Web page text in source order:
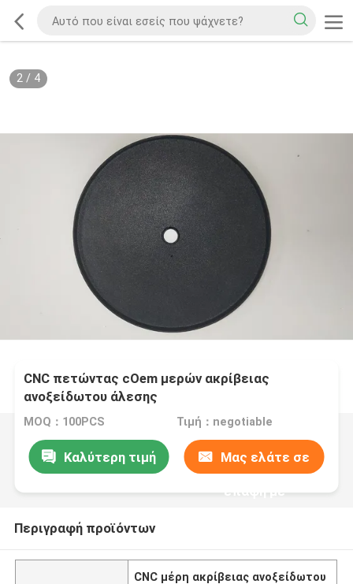
2/ 4
CNC πετώντας cOem μερών ακρίβειας
ανοξείδωτου άλεσης
MOQ：100PCS Τιμή：negotiable
Καλύτερη τιμή Μας ελάτε σε
επαφή με
Περιγραφή προϊόντων
CNC μέρη ακρίβειας ανοξείδωτου